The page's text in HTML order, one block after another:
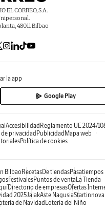
EL CORREO, S.A.
48011 Bilbao
la app
Google Play
AccesibilidadReglamento UE 2024/
de privacidadPublicidadMapa web
Política de cookies
BilbaoRecetasDe tiendasPasatiempos
FestivalesPuntos de ventaLa Tienda
Directorio de empresasOfertas
2025JaiakAste NagusiaStartinnova
de NavidadLotería del Niño